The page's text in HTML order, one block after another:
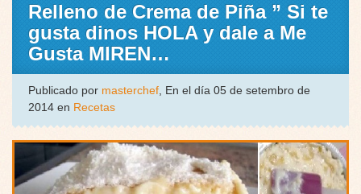
Relleno de Crema de Piña ” Si te
gusta dinos HOLA y dale a Me
Gusta MIREN…
Publicado por masterchef, En el día 05 de setembro de
2014 en Recetas